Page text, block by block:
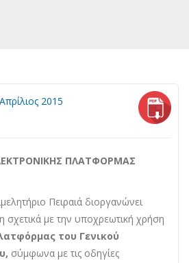
2015
ΠΛΑΤΦΟΡΜΑΣ
Πειραιά διοργανώνει
σχετικά με την υποχρεωτική χρήση
του Γενικού
σύμφωνα με τις οδηγίες